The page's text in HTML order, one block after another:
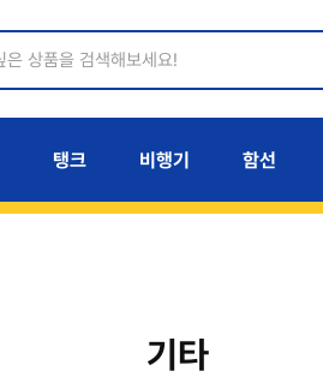
탱크 비행기 함선
기타